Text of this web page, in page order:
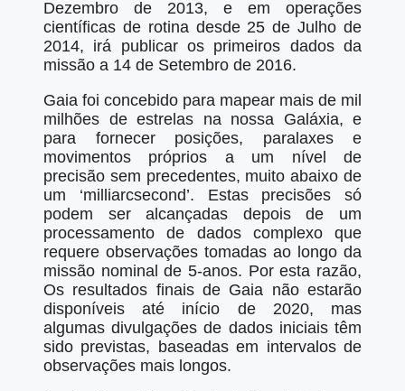
Dezembro de 2013, e em operações
científicas de rotina desde 25 de Julho de
2014, irá publicar os primeiros dados da
missão a 14 de Setembro de 2016.
Gaia foi concebido para mapear mais de mil
milhões de estrelas na nossa Galáxia, e
para fornecer posições, paralaxes e
movimentos próprios a um nível de
precisão sem precedentes, muito abaixo de
um ‘milliarcsecond’. Estas precisões só
podem ser alcançadas depois de um
processamento de dados complexo que
requere observações tomadas ao longo da
missão nominal de 5-anos. Por esta razão,
Os resultados finais de Gaia não estarão
disponíveis até início de 2020, mas
algumas divulgações de dados iniciais têm
sido previstas, baseadas em intervalos de
observações mais longos.